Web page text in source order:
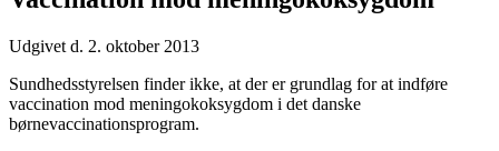
Udgivet d. 2. oktober 2013
Sundhedsstyrelsen finder ikke, at der er grundlag for at indføre
vaccination mod meningokoksygdom i det danske
børnevaccinationsprogram.